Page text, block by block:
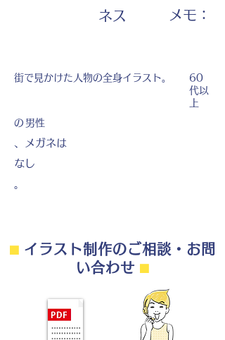
ネス
​メモ：
街で見かけた人物の全身イラスト。
60
代以
上
の 男性
、メガネは
なし
。
⬛︎イラスト制作のご相談・お問
い合わせ ⬛︎